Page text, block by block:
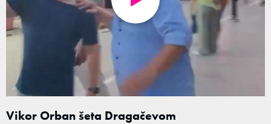
Vikor Orban šeta Dragačevom